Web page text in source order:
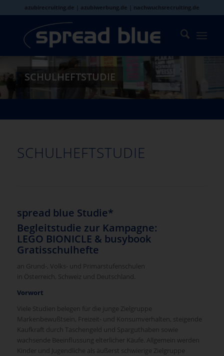
azubirecruiting.de | azubiwerbung.de | nachwuchsrecruiting.de
SCHULHEFTSTUDIE
SCHULHEFTSTUDIE
spread blue Studie*
Begleitstudie zur Kampagne:
LEGO BIONICLE & busybook
Gratisschulhefte
an Grund-, Volks- und Primarstufenschulen
in Österreich, Schweiz und Deutschland.
Vorwort
Viele Studien belegen für die junge Zielgruppe
Markenbewußtsein, Freizeit- und Konsumverhalten, steigende
Kaufkraft durch Taschengeld und Sparguthaben sowie
wachsende Beeinflussung elterlicher Käufe. Allgemein werden
Kinder und Jugendliche als äußerst schwierige Zielgruppe